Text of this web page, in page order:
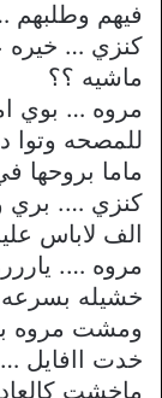
فيهم
كنزي …
ماشيه ؟؟
مروه … بوي
للمصحه وتوا
ماما
كنزي …. بري
الف لاباس
مروه ….
خشيله بسرعه
ومشت مروه
خدت
ماخشت